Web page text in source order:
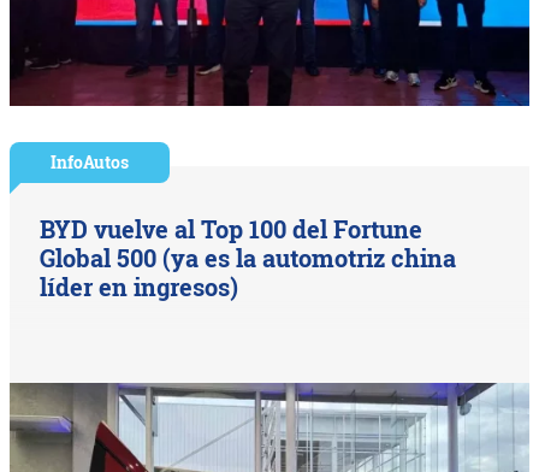
InfoAutos
BYD vuelve al Top 100 del Fortune
Global 500 (ya es la automotriz china
líder en ingresos)